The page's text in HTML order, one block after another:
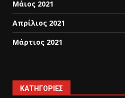
Μάιος 2021
Απρίλιος 2021
Μάρτιος 2021
KΑΤΗΓΟΡΊΕΣ